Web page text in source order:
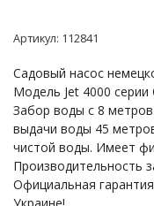
Артикул: 112841
Садовый насос
Модель Jet 4000
Забор воды с 8
выдачи воды 45
чистой воды. Имеет
Производительность
Официальная